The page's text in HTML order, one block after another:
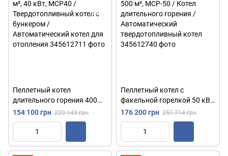
Пеллетный котел
длительного горения 400
м², 40 кВт, MCP40 /
Твердотопливный котел с
бункером /
Автоматический котел для
отопления
154 100 грн 220 143 грн
Пеллетный котел с
факельной горелкой 50 кВт,
500 м², MCP-50 / Котел
длительного горения /
Автоматический
твердотопливный котел
176 200 грн 251 714 грн